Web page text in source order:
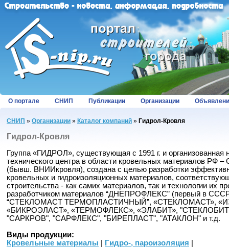
О портале СНИП Публикации Организации
СНИП » Организации » Каталог компаний » Гидрол-Кровля
Гидрол-Кровля
Группа «ГИДРОЛ», существующая с 1991 г. и организованная
технического центра в области кровельных материалов РФ
(бывш. ВНИИкровля), создана с целью разработки
кровельных и гидроизоляционных материалов,
строительства - как самих материалов, так и технологии их
разработчиком материалов “ДНЕПРОФЛЕКС” (первый в
“СТЕКЛОМАСТ ТЕРМОПЛАСТИЧНЫЙ”, «СТЕКЛОМАСТ»,
«БИКРОЭЛАСТ», «ТЕРМОФЛЕКС», «ЭЛАБИТ»,
"САРКРОВ", "САРФЛЕКС", "БИРЕПЛАСТ", "АТАКЛОН" и т.д.
Виды продукции:
Кровельные материалы
Гидро-, пароизоляция